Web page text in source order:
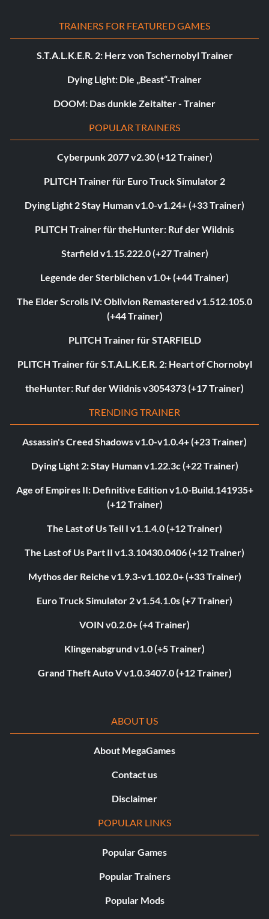
TRAINERS FOR FEATURED GAMES
S.T.A.L.K.E.R. 2: Herz von Tschernobyl Trainer
Dying Light: Die „Beast“-Trainer
DOOM: Das dunkle Zeitalter - Trainer
POPULAR TRAINERS
Cyberpunk 2077 v2.30 (+12 Trainer)
PLITCH Trainer für Euro Truck Simulator 2
Dying Light 2 Stay Human v1.0-v1.24+ (+33 Trainer)
PLITCH Trainer für theHunter: Ruf der Wildnis
Starfield v1.15.222.0 (+27 Trainer)
Legende der Sterblichen v1.0+ (+44 Trainer)
The Elder Scrolls IV: Oblivion Remastered v1.512.105.0
(+44 Trainer)
PLITCH Trainer für STARFIELD
PLITCH Trainer für S.T.A.L.K.E.R. 2: Heart of Chornobyl
theHunter: Ruf der Wildnis v3054373 (+17 Trainer)
TRENDING TRAINER
Assassin's Creed Shadows v1.0-v1.0.4+ (+23 Trainer)
Dying Light 2: Stay Human v1.22.3c (+22 Trainer)
Age of Empires II: Definitive Edition v1.0-Build.141935+
(+12 Trainer)
The Last of Us Teil I v1.1.4.0 (+12 Trainer)
The Last of Us Part II v1.3.10430.0406 (+12 Trainer)
Mythos der Reiche v1.9.3-v1.102.0+ (+33 Trainer)
Euro Truck Simulator 2 v1.54.1.0s (+7 Trainer)
VOIN v0.2.0+ (+4 Trainer)
Klingenabgrund v1.0 (+5 Trainer)
Grand Theft Auto V v1.0.3407.0 (+12 Trainer)
ABOUT US
About MegaGames
Contact us
Disclaimer
POPULAR LINKS
Popular Games
Popular Trainers
Popular Mods